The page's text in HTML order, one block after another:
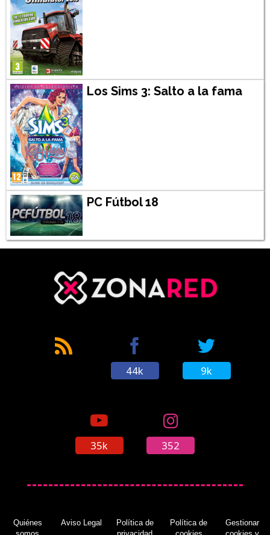
Los Sims 3: Salto a la fama
PC Fútbol 18
44k 9k
35k 352
Quiénes
Aviso Legal
Política de
Política de
Gestionar